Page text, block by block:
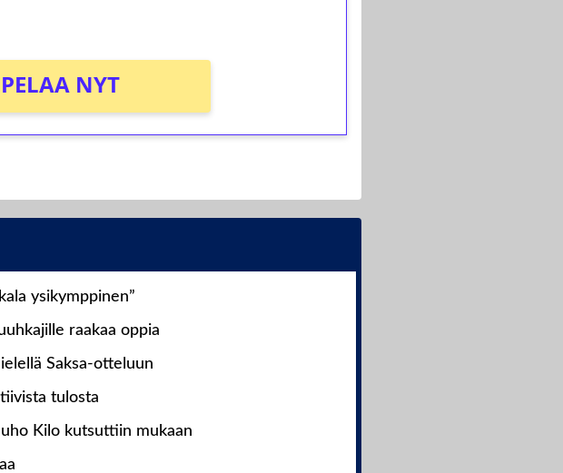
PELAA NYT
ysikymppinen”
raakaa oppia
Saksa-otteluun
tulosta
Kilo kutsuttiin mukaan